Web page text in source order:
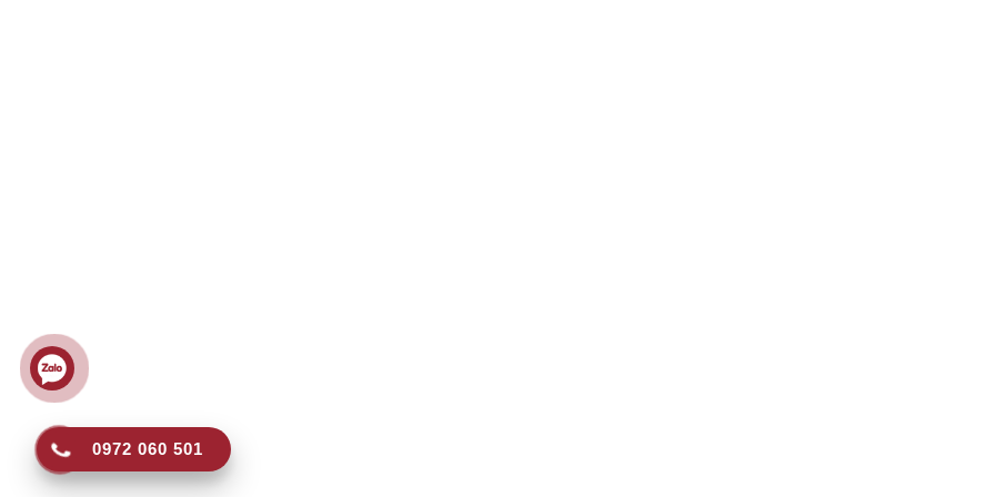
no1foods@gmail.com
www.no1foods.vn
0972 060 501